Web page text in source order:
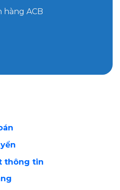
hàng ACB
thông tin